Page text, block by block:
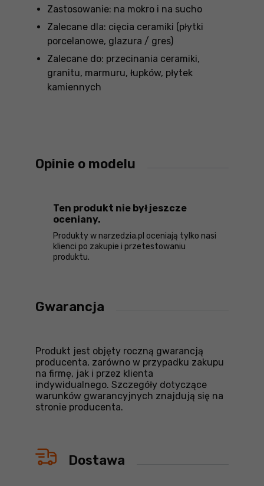
Zastosowanie: na mokro i na sucho
Zalecane dla: cięcia ceramiki (płytki
porcelanowe, glazura / gres)
Zalecane do: przecinania ceramiki,
granitu, marmuru, łupków, płytek
kamiennych
Opinie o modelu
Ten produkt nie był jeszcze
oceniany.
Produkty w narzedzia.pl oceniają tylko nasi
klienci po zakupie i przetestowaniu
produktu.
Gwarancja
Produkt jest objęty roczną gwarancją
producenta, zarówno w przypadku zakupu
na firmę, jak i przez klienta
indywidualnego. Szczegóły dotyczące
warunków gwarancyjnych znajdują się na
stronie producenta.
Dostawa